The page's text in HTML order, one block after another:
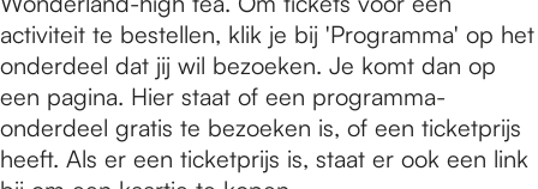
activiteit te bestellen, klik je bij 'Programma' op het
onderdeel dat jij wil bezoeken. Je komt dan op
een pagina. Hier staat of een programma-
onderdeel gratis te bezoeken is, of een ticketprijs
heeft. Als er een ticketprijs is, staat er ook een link